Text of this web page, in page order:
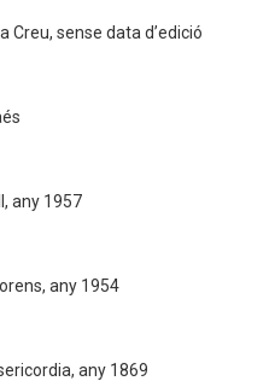
Creu, sense data d’edició
any 1957
any 1954
any 1869